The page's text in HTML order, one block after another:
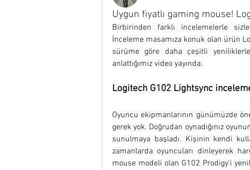
Uygun fiyatlı gaming mouse!
Birbirinden farklı incelemelerle
İnceleme masamıza konuk olan ürün
sürüme göre daha çeşitli
anlattığımız video yayında.
Logitech G102 Lightsync
Oyuncu ekipmanlarının günümüzde
gerek yok. Doğrudan oynadığınız
sunulmaya başladı. Kişinin kendi
zamanlarda oyuncuları dinleyerek
mouse modeli olan G102 Prodigy'i